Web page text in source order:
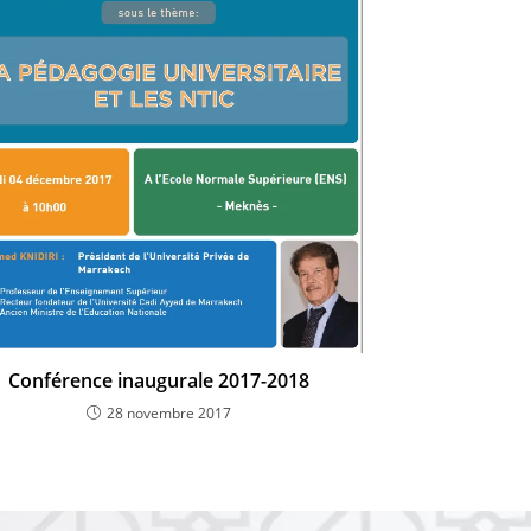
Conférence inaugurale 2017-2018
28 novembre 2017